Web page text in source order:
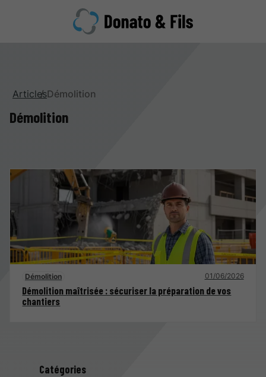
Catégories
ArticlesDémolition
Démolition
Démolition 01/06/2026
Démolition maîtrisée : sécuriser la préparation de vos
chantiers